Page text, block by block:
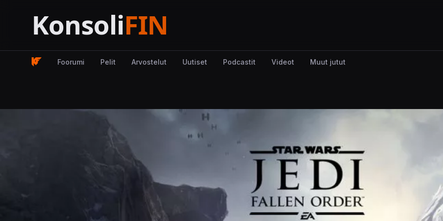
Foorumi Pelit Arvostelut Uutiset Podcastit Videot Muut jutut